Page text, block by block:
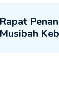
Rapat
Musibah